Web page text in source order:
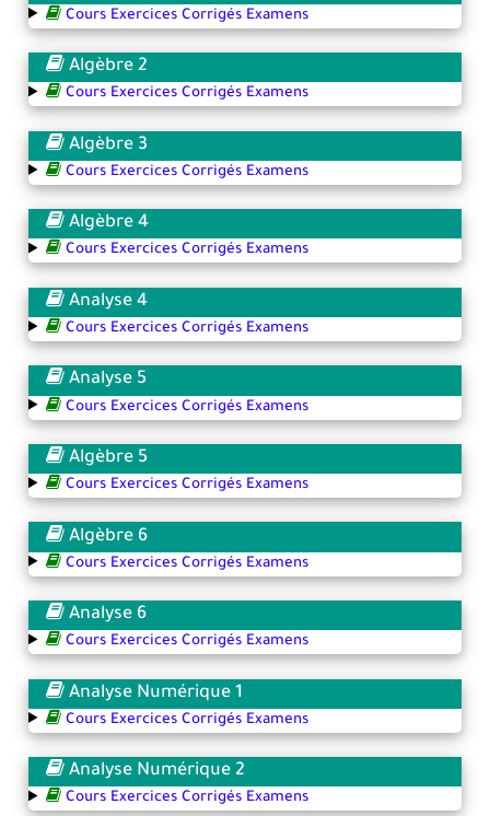
Cours Exercices Corrigés Examens
Algèbre 2
Cours Exercices Corrigés Examens
Algèbre 3
Cours Exercices Corrigés Examens
Algèbre 4
Cours Exercices Corrigés Examens
Analyse 4
Cours Exercices Corrigés Examens
Analyse 5
Cours Exercices Corrigés Examens
Algèbre 5
Cours Exercices Corrigés Examens
Algèbre 6
Cours Exercices Corrigés Examens
Analyse 6
Cours Exercices Corrigés Examens
Analyse Numérique 1
Cours Exercices Corrigés Examens
Analyse Numérique 2
Cours Exercices Corrigés Examens